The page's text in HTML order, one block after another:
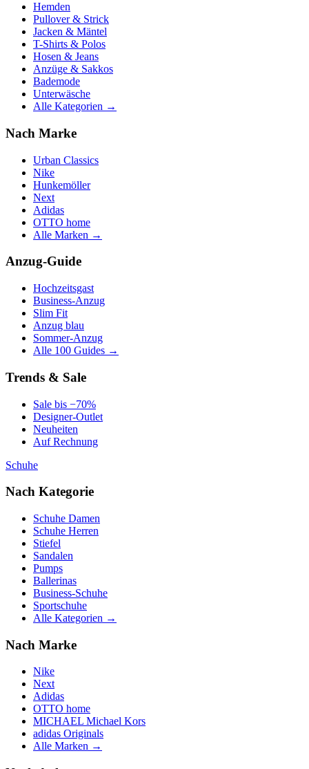
Hemden
Pullover & Strick
Jacken & Mäntel
T-Shirts & Polos
Hosen & Jeans
Anzüge & Sakkos
Bademode
Unterwäsche
Alle Kategorien →
Nach Marke
Urban Classics
Nike
Hunkemöller
Next
Adidas
OTTO home
Alle Marken →
Anzug-Guide
Hochzeitsgast
Business-Anzug
Slim Fit
Anzug blau
Sommer-Anzug
Alle 100 Guides →
Trends & Sale
Sale bis −70%
Designer-Outlet
Neuheiten
Auf Rechnung
Schuhe
Nach Kategorie
Schuhe Damen
Schuhe Herren
Stiefel
Sandalen
Pumps
Ballerinas
Business-Schuhe
Sportschuhe
Alle Kategorien →
Nach Marke
Nike
Next
Adidas
OTTO home
MICHAEL Michael Kors
adidas Originals
Alle Marken →